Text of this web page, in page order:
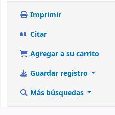
Imprimir
Citar
Agregar a su carrito
Guardar registro
Más búsquedas